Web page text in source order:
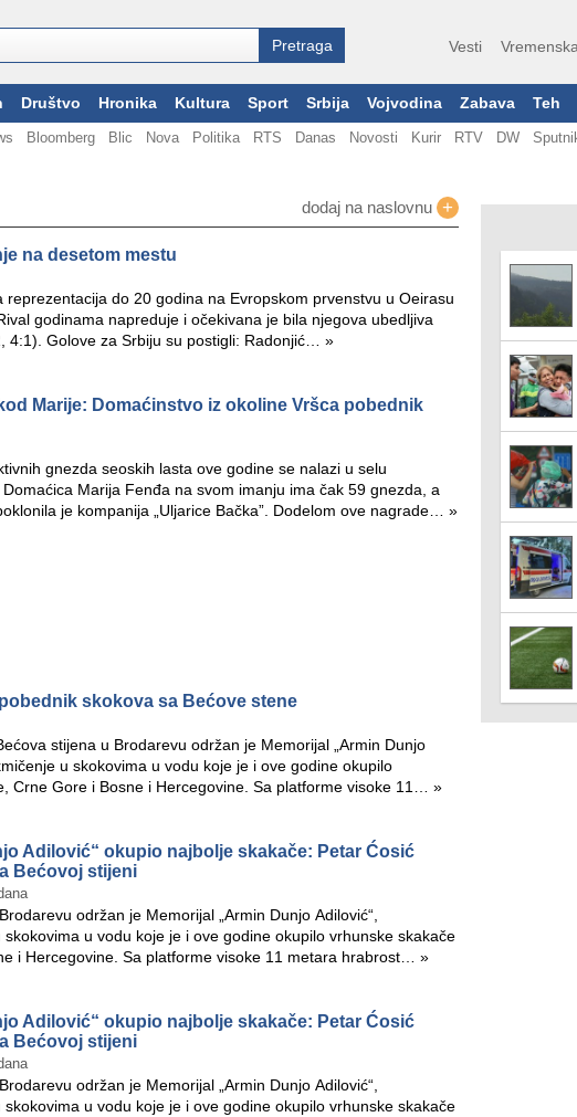
Vesti
Društvo Hronika Kultura Sport Srbija Vojvodina Zabava Teh
Bloomberg Blic Nova Politika RTS Danas Novosti Kurir RTV DW
dodaj na naslovnu +
na desetom mestu
reprezentacija do 20 godina na Evropskom prvenstvu u Oeirasu
godinama napreduje i očekivana je bila njegova ubedljiva
4:1). Golove za Srbiju su postigli: Radonjić… »
Marije: Domaćinstvo iz okoline Vršca pobednik
gnezda seoskih lasta ove godine se nalazi u selu
Marija Fenđa na svom imanju ima čak 59 gnezda, a
je kompanija „Uljarice Bačka”. Dodelom ove nagrade… »
skokova sa Bećove stene
stijena u Brodarevu održan je Memorijal „Armin Dunjo
u skokovima u vodu koje je i ove godine okupilo
Crne Gore i Bosne i Hercegovine. Sa platforme visoke 11… »
Adilović“ okupio najbolje skakače: Petar Ćosić
Bećovoj stijeni
održan je Memorijal „Armin Dunjo Adilović“,
u vodu koje je i ove godine okupilo vrhunske skakače
i Hercegovine. Sa platforme visoke 11 metara hrabrost… »
Adilović“ okupio najbolje skakače: Petar Ćosić
Bećovoj stijeni
održan je Memorijal „Armin Dunjo Adilović“,
u vodu koje je i ove godine okupilo vrhunske skakače